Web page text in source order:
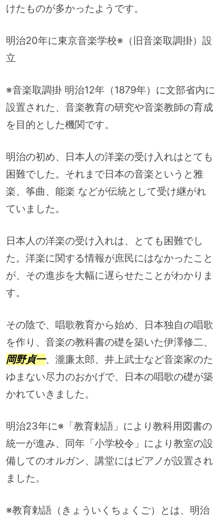
けたものが多かったようです。
明治20年に東京音楽学校※（旧音楽取調掛）設
立
※音楽取調掛 明治12年（1879年）に文部省内に
設置された、音楽教育の研究や音楽教師の育成
を目的とした機関です。
明治の初め、日本人の洋楽の受け入れはとても
困難でした。それまで日本の音楽というと雅
楽、筝曲、能楽 などが伝統として受け継がれ
ていました。
日本人の洋楽の受け入れは、とても困難でし
た。洋楽に関する情報が庶民にはなかったこと
が、その進歩を大幅に遅らせたことがわかりま
す。
その陰で、唱歌教育から始め、日本独自の唱歌
を作り、音楽の教科書の礎を築いた伊澤修二、
岡野貞一、瀧廉太郎、井上武士など音楽家のた
ゆまない尽力のおかげで、日本の唱歌の礎が築
かれていきました。
明治23年に※「教育勅語」により教科用図書の
統一が進み、同年「小学校令」により教室の設
備してのオルガン、講堂にはピアノが設置され
ました。
※教育勅語（きょういくちょくご）とは、明治